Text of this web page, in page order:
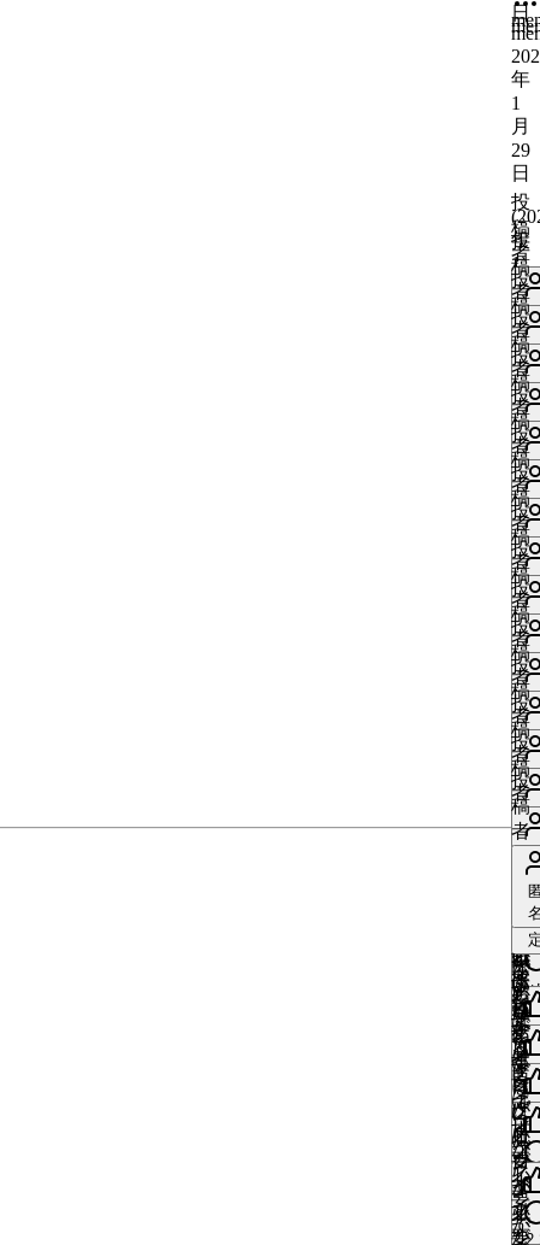
日
年
1
月
29
日
(
年
1
月
29
日
編
集
済
み)
既
読
投
稿
者
い
い
ね
す
る
に
は
ロ
グ
イ
ン
が
必
要
で
す
投
稿
者
い
い
ね
す
る
に
は
ロ
グ
イ
ン
が
必
要
で
す
ね
更
投
稿
者
い
い
ね
す
る
に
は
ロ
グ
イ
ン
が
必
要
で
す
い
ね
更
投
稿
者
い
い
ね
す
る
に
は
ロ
グ
イ
ン
が
必
要
で
す
い
ね
更
投
稿
者
い
い
ね
す
る
に
は
ロ
グ
イ
ン
が
必
要
で
す
い
ね
更
投
稿
者
い
い
ね
す
る
に
は
ロ
グ
イ
ン
が
必
要
で
す
1
件
い
い
ね
更
投
稿
者
い
い
ね
す
る
に
は
ロ
グ
イ
ン
が
必
要
で
す
1
件
い
い
ね
投
稿
者
い
い
ね
す
る
に
は
ロ
グ
イ
ン
が
必
要
で
す
1
件
い
い
投
稿
者
い
い
ね
す
る
に
は
ロ
グ
イ
ン
が
必
要
で
す
1
件
い
投
稿
者
い
い
ね
す
る
に
は
ロ
グ
イ
ン
が
必
要
で
す
2
投
稿
者
い
い
ね
す
る
に
は
ロ
グ
イ
ン
が
必
要
で
す
投
稿
者
い
い
ね
す
る
に
は
ロ
グ
イ
ン
が
必
要
で
投
稿
者
い
い
ね
す
る
に
は
ロ
グ
イ
ン
が
必
要
投
稿
者
い
い
ね
す
る
に
は
ロ
グ
イ
ン
が
投
稿
者
い
い
ね
す
る
に
は
ロ
グ
イ
ン
投
稿
者
い
い
ね
す
る
に
は
ロ
グ
イ
ン
が